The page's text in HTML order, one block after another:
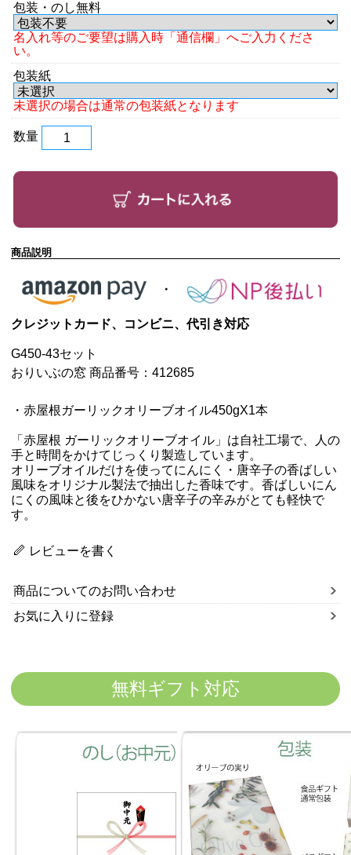
包装・のし無料
名入れ等のご要望は購入時「通信欄」へご入力くださ
い。
包装紙
未選択の場合は通常の包装紙となります
数量
商品説明
クレジットカード、コンビニ、代引き対応
G450-43セット
おりいぶの窓 商品番号：412685
・赤屋根ガーリックオリーブオイル450gX1本
「赤屋根 ガーリックオリーブオイル」は自社工場で、人の
手と時間をかけてじっくり製造しています。
オリーブオイルだけを使ってにんにく・唐辛子の香ばしい
風味をオリジナル製法で抽出した香味です。香ばしいにん
にくの風味と後をひかない唐辛子の辛みがとても軽快で
す。
レビューを書く
商品についてのお問い合わせ
お気に入りに登録
無料ギフト対応